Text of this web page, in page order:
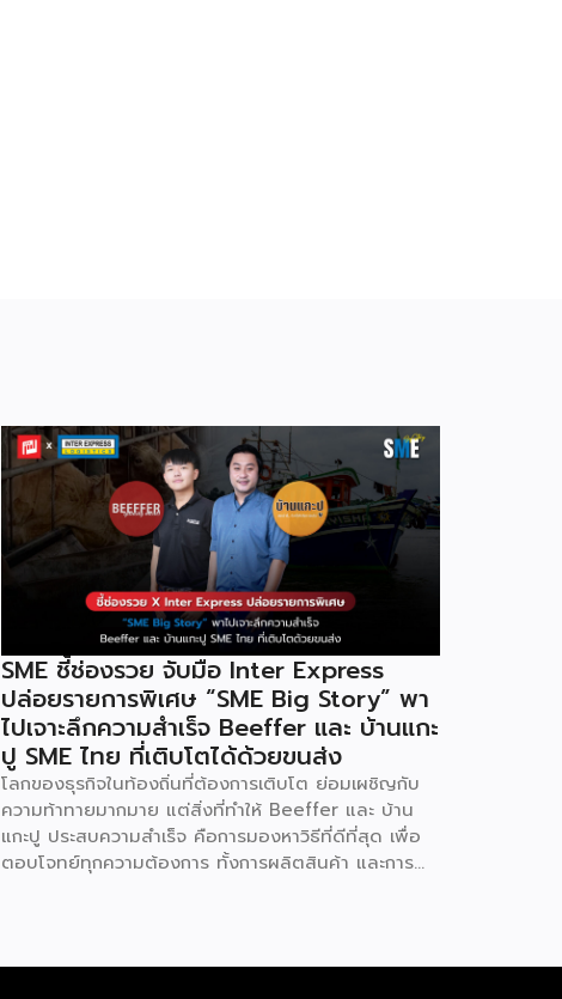
SME ชี้ช่องรวย จับมือ Inter Express
ปล่อยรายการพิเศษ “SME Big Story” พา
ไปเจาะลึกความสำเร็จ Beeffer และ บ้านแกะ
ปู SME ไทย ที่เติบโตได้ด้วยขนส่ง
โลกของธุรกิจในท้องถิ่นที่ต้องการเติบโต ย่อมเผชิญกับ
ความท้าทายมากมาย แต่สิ่งที่ทำให้ Beeffer และ บ้าน
แกะปู ประสบความสำเร็จ คือการมองหาวิธีที่ดีที่สุด เพื่อ
ตอบโจทย์ทุกความต้องการ ทั้งการผลิตสินค้า และการ
พาร์ทเนอร์จัดการเรื่องขนส่งให้เป็นไปอย่างราบรื่น